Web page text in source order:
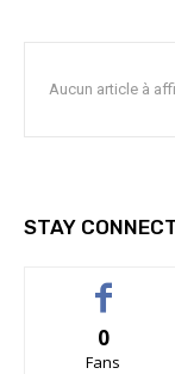
Aucun article à
STAY
0
Fans